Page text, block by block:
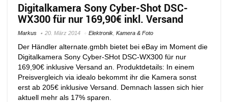
Digitalkamera Sony Cyber-Shot DSC-
WX300 für nur 169,90€ inkl. Versand
Markus 20. März 2014 Elektronik Kamera & Foto
Der Händler alternate.gmbh bietet bei eBay im Moment die
Digitalkamera Sony Cyber-SHot DSC-WX300 für nur
169,90€ inklusive Versand an. Produktdetails: In einem
Preisvergleich via idealo bekommt ihr die Kamera sonst
erst ab 205€ inklusive Versand. Demnach lassen sich hier
aktuell mehr als 17% sparen.